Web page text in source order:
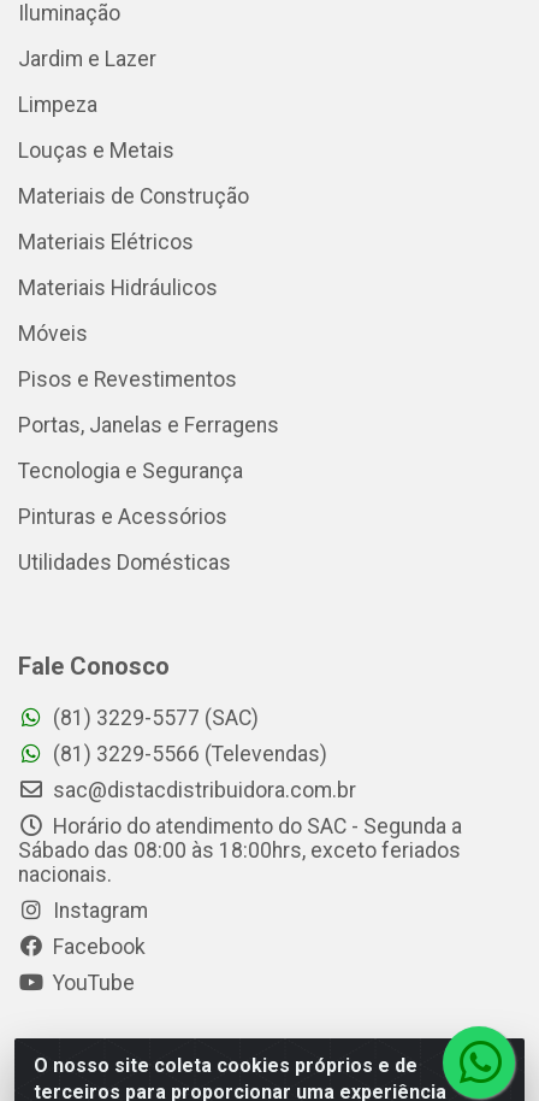
O nosso site coleta cookies próprios e de
terceiros para proporcionar uma experiência
Iluminação
Jardim e Lazer
Limpeza
Louças e Metais
Materiais de Construção
Materiais Elétricos
Materiais Hidráulicos
Móveis
Pisos e Revestimentos
Portas, Janelas e Ferragens
Tecnologia e Segurança
Pinturas e Acessórios
Utilidades Domésticas
Fale Conosco
(81) 3229-5577 (SAC)
(81) 3229-5566 (Televendas)
sac@distacdistribuidora.com.br
Horário do atendimento do SAC - Segunda a
Sábado das 08:00 às 18:00hrs, exceto feriados
nacionais.
Instagram
Facebook
YouTube
Distac Distribuidora - Av. Durval de Góes Monteiro, 7049 -